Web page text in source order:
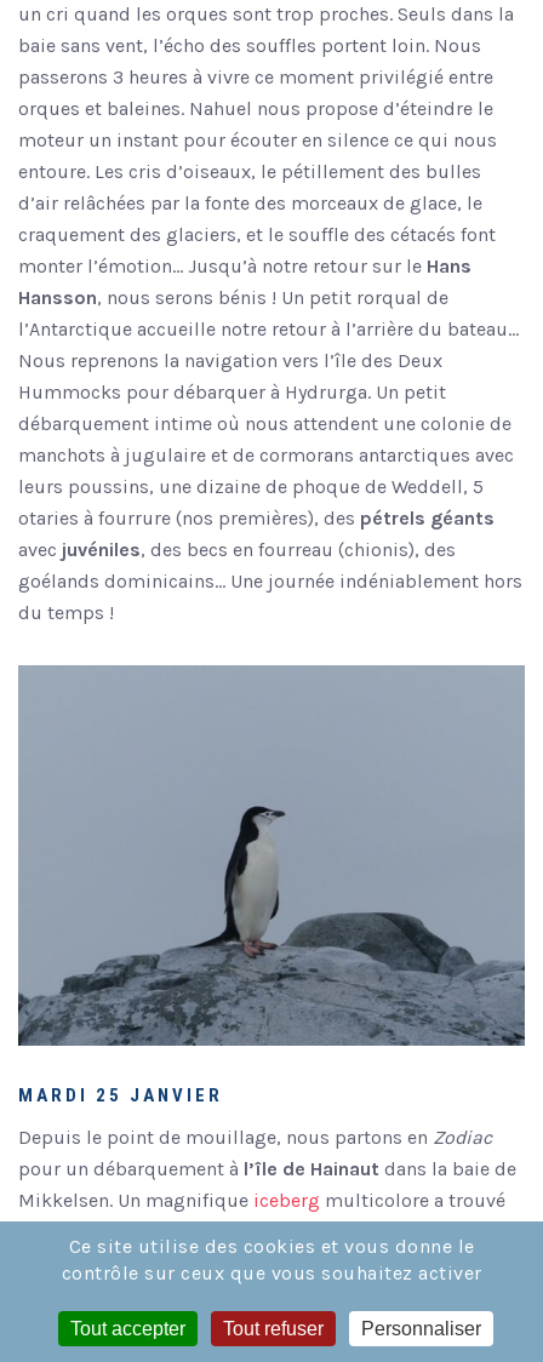
Ce site utilise des cookies et vous donne le
contrôle sur ceux que vous souhaitez activer
Tout accepter Tout refuser Personnaliser
un cri quand les orques sont trop proches. Seuls dans la
baie sans vent, l’écho des souffles portent loin. Nous
passerons 3 heures à vivre ce moment privilégié entre
orques et baleines. Nahuel nous propose d’éteindre le
moteur un instant pour écouter en silence ce qui nous
entoure. Les cris d’oiseaux, le pétillement des bulles
d’air relâchées par la fonte des morceaux de glace, le
craquement des glaciers, et le souffle des cétacés font
monter l’émotion… Jusqu’à notre retour sur le Hans
Hansson, nous serons bénis ! Un petit rorqual de
l’Antarctique accueille notre retour à l’arrière du bateau…
Nous reprenons la navigation vers l’île des Deux
Hummocks pour débarquer à Hydrurga. Un petit
débarquement intime où nous attendent une colonie de
manchots à jugulaire et de cormorans antarctiques avec
leurs poussins, une dizaine de phoque de Weddell, 5
otaries à fourrure (nos premières), des pétrels géants
avec juvéniles, des becs en fourreau (chionis), des
goélands dominicains… Une journée indéniablement hors
du temps !
MARDI 25 JANVIER
Depuis le point de mouillage, nous partons en Zodiac
pour un débarquement à l’île de Hainaut dans la baie de
Mikkelsen. Un magnifique iceberg multicolore a trouvé
pendant plus d’une heure hier soir, après notre arrivée.
plage et de nombreux
phoques de Weddellsont